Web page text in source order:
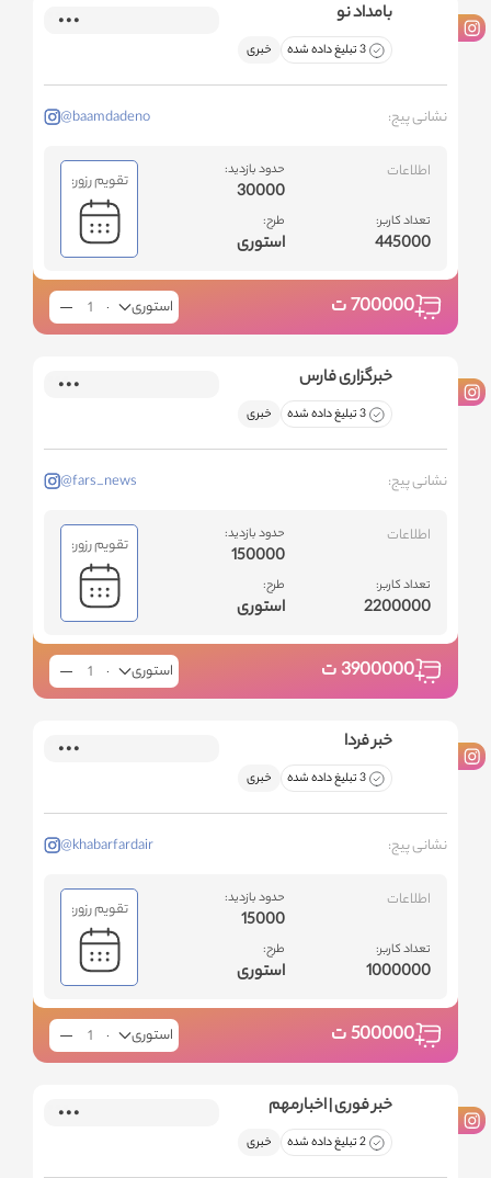
بامداد نو
3 تبلیغ داده شده خبری
نشانی پیج: @baamdadeno
اطلاعات
تعداد کاربر:
445000
حدود بازدید:
30000
طرح:
استوری
تقویم رزور:
700000ت استوری
خبرگزاری فارس
3 تبلیغ داده شده خبری
نشانی پیج: @fars_news
اطلاعات
تعداد کاربر:
2200000
حدود بازدید:
150000
طرح:
استوری
تقویم رزور:
3900000ت استوری
خبر فردا
3 تبلیغ داده شده خبری
نشانی پیج: @khabarfardair
اطلاعات
تعداد کاربر:
1000000
حدود بازدید:
15000
طرح:
استوری
تقویم رزور:
500000ت استوری
خبر فوری | اخبارمهم
2 تبلیغ داده شده خبری